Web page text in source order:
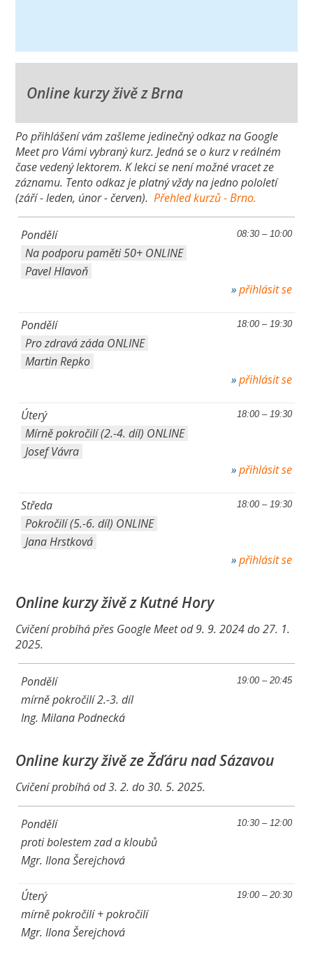
Online kurzy živě z Brna
Po přihlášení vám zašleme jedinečný odkaz na Google
Meet pro Vámi vybraný kurz. Jedná se o kurz v reálném
čase vedený lektorem. K lekci se není možné vracet ze
záznamu. Tento odkaz je platný vždy na jedno pololetí
(září - leden, únor - červen).Přehled kurzů - Brno.
Pondělí 08:30 – 10:00
Na podporu paměti 50+ ONLINE
Pavel Hlavoň
přihlásit se
Pondělí 18:00 – 19:30
Pro zdravá záda ONLINE
Martin Repko
přihlásit se
Úterý 18:00 – 19:30
Mírně pokročilí (2.-4. díl) ONLINE
Josef Vávra
přihlásit se
Středa 18:00 – 19:30
Pokročilí (5.-6. díl) ONLINE
Jana Hrstková
přihlásit se
Online kurzy živě z Kutné Hory
Cvičení probíhá přes Google Meet od 9. 9. 2024 do 27. 1.
2025.
Pondělí 19:00 – 20:45
mírně pokročilí 2.-3. díl
Ing. Milana Podnecká
Online kurzy živě ze Žďáru nad Sázavou
Cvičení probíhá od 3. 2. do 30. 5. 2025.
Pondělí 10:30 – 12:00
proti bolestem zad a kloubů
Mgr. Ilona Šerejchová
Úterý 19:00 – 20:30
mírně pokročilí + pokročilí
Mgr. Ilona Šerejchová